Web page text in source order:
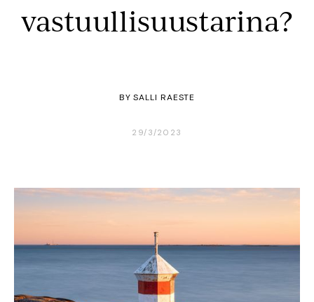
vastuullisuus­tarina?‍
BYSALLI RAESTE
29/3/2023